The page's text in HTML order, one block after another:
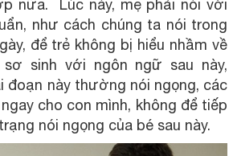
nữa. Lúc này, mẹ phải nói với
như cách chúng ta nói trong
để trẻ không bị hiểu nhầm về
sinh với ngôn ngữ sau này,
đoạn này thường nói ngọng, các
cho con mình, không để tiếp
nói ngọng của bé sau này.